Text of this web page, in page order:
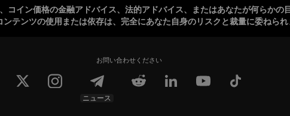
コイン価格の金融アドバイス、法的アドバイス、またはあなたが何らかの
テンツの使用または依存は、完全にあなた自身のリスクと裁量に委ねられ
お問い合わせください
ニュース